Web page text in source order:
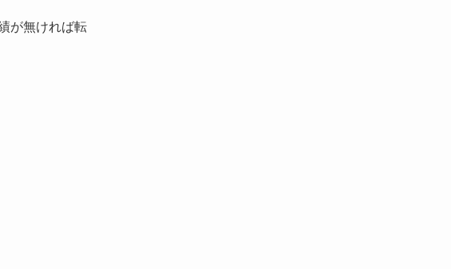
が無ければ転